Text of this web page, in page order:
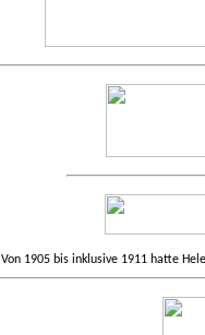
Von 1905 bis inklusive 1911 hatte